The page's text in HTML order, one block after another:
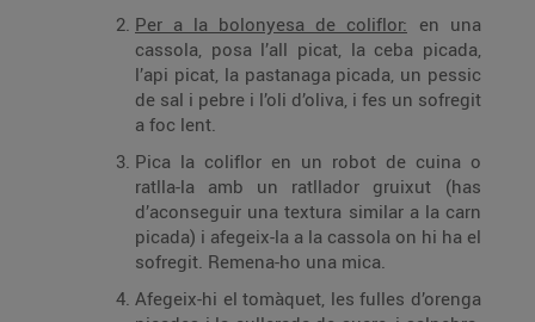
Per a la bolonyesa de coliflor: en una
cassola, posa l’all picat, la ceba picada,
l’api picat, la pastanaga picada, un pessic
de sal i pebre i l’oli d’oliva, i fes un sofregit
a foc lent.
Pica la coliflor en un robot de cuina o
ratlla-la amb un ratllador gruixut (has
d’aconseguir una textura similar a la carn
picada) i afegeix-la a la cassola on hi ha el
sofregit. Remena-ho una mica.
Afegeix-hi el tomàquet, les fulles d’orenga